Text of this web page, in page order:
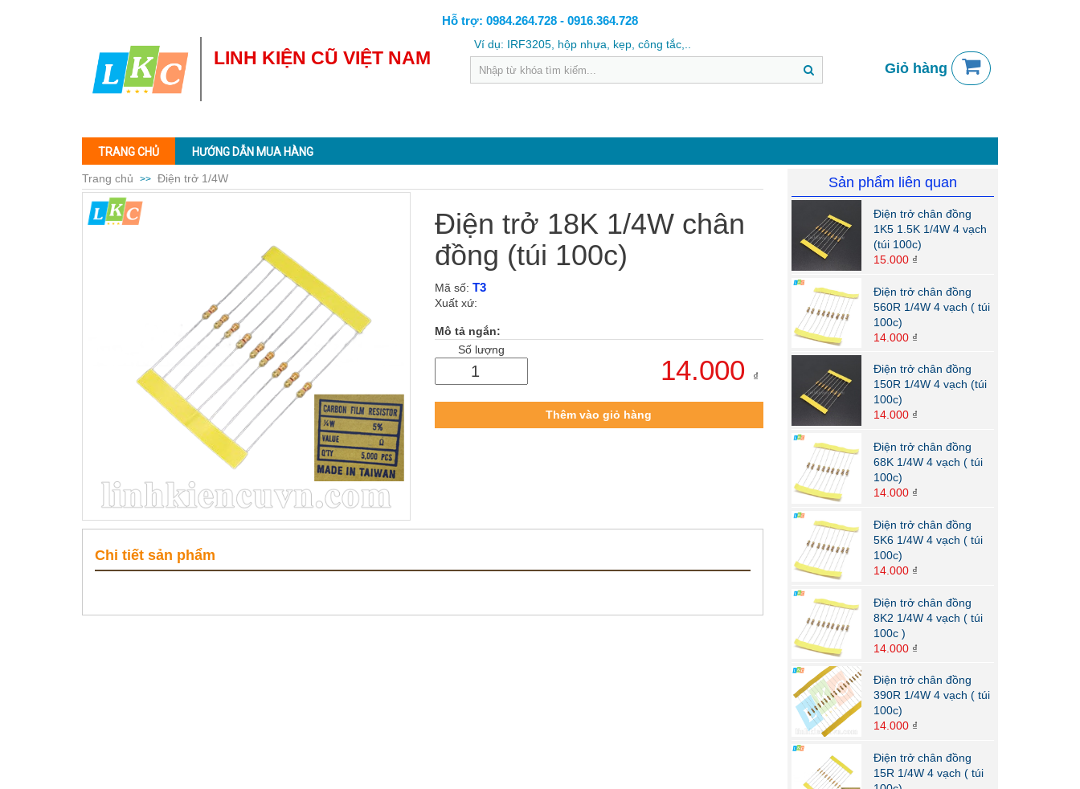
Hỗ trợ: 0984.264.728 - 0916.364.728
LINH KIỆN CŨ VIỆT NAM
Ví dụ: IRF3205, hộp nhựa, kẹp, công tắc,..
Giỏ hàng
TRANG CHỦ HƯỚNG DẪN MUA HÀNG
Trang chủ >> Điện trở 1/4W
Điện trở 18K 1/4W chân
đồng (túi 100c)
Mã số: T3
Xuất xứ:
Mô tả ngắn:
Số lượng
14.000 ₫
Thêm vào giỏ hàng
Chi tiết sản phẩm
Sản phẩm liên quan
Điện trở chân đồng
1K5 1.5K 1/4W 4 vạch
(túi 100c)
15.000 ₫
Điện trở chân đồng
560R 1/4W 4 vạch ( túi
100c)
14.000 ₫
Điện trở chân đồng
150R 1/4W 4 vạch (túi
100c)
14.000 ₫
Điện trở chân đồng
68K 1/4W 4 vạch ( túi
100c)
14.000 ₫
Điện trở chân đồng
5K6 1/4W 4 vạch ( túi
100c)
14.000 ₫
Điện trở chân đồng
8K2 1/4W 4 vạch ( túi
100c )
14.000 ₫
Điện trở chân đồng
390R 1/4W 4 vạch ( túi
100c)
14.000 ₫
Điện trở chân đồng
15R 1/4W 4 vạch ( túi